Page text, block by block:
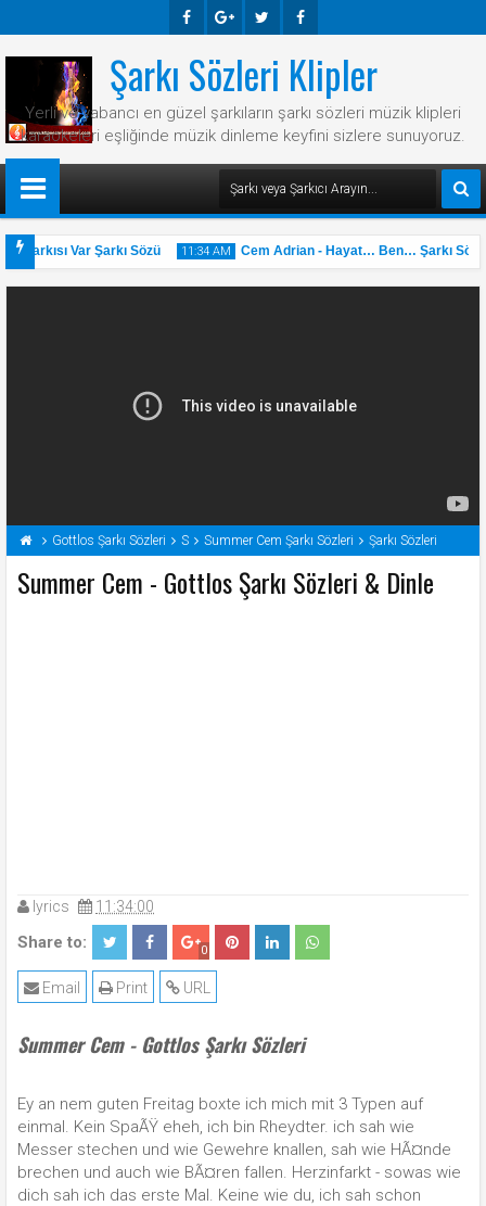
Ook E-
Plus
R Ook
Şarkı Sözleri Klipler
Yerli ve yabancı en güzel şarkıların şarkı sözleri müzik klipleri
karaokeleri eşliğinde müzik dinleme keyfini sizlere sunuyoruz.
Şarkısı Var Şarkı Sözü 11:34 AM
31 May
2025
Cem Adrian - Hayat… Ben… Şarkı Sözü
Gottlos Şarkı Sözleri S Summer Cem Şarkı Sözleri Şarkı Sözleri
Summer Cem - Gottlos Şarkı Sözleri & Dinle
lyrics 11:34:00
Share to: 0
URL
Print
Email
Summer Cem - Gottlos Şarkı Sözleri
Ey an nem guten Freitag boxte ich mich mit 3 Typen auf
einmal. Kein SpaÃŸ eheh, ich bin Rheydter. ich sah wie
Messer stechen und wie Gewehre knallen, sah wie HÃ¤nde
brechen und auch wie BÃ¤ren fallen. Herzinfarkt - sowas wie
dich sah ich das erste Mal. Keine wie du, ich sah schon